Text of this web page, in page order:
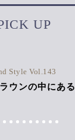
UP
Style Vol.143
ウンの中にある